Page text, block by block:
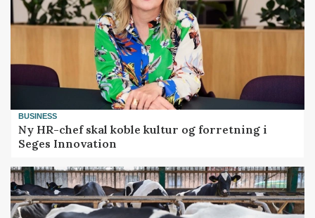
BUSINESS
Ny HR-chef skal koble kultur og forretning i
Seges Innovation